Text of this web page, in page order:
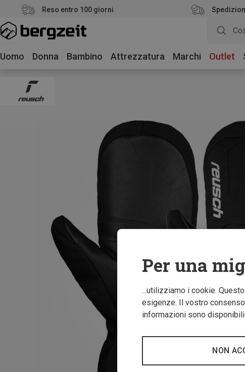
Reso entro 100 giorni
Uomo Donna Bambino Attrezzatura Marchi Outlet
Per una
...utilizziamo i cookie.
esigenze. Il vostro
informazioni sono
NON